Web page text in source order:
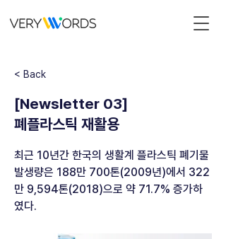
< Back
[Newsletter 03]
폐플라스틱 재활용
최근 10년간 한국의 생활계 플라스틱 폐기물
발생량은 188만 700톤(2009년)에서 322
만 9,594톤(2018)으로 약 71.7% 증가하
였다.